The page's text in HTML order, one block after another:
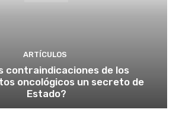
ARTÍCULOS
contraindicaciones de los
oncológicos un secreto de
Estado?